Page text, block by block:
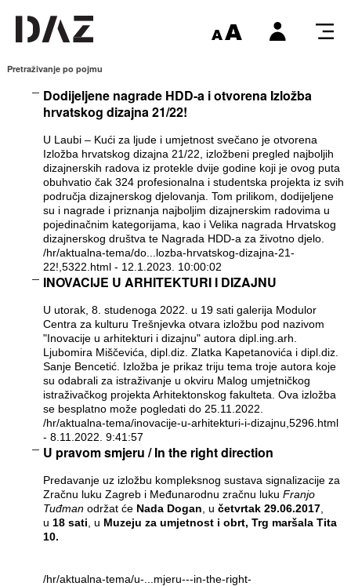
Pretraživanje po pojmu
Dodijeljene nagrade HDD-a i otvorena Izložba
hrvatskog dizajna 21/22!
U Laubi – Kući za ljude i umjetnost svečano je otvorena
Izložba hrvatskog dizajna 21/22, izložbeni pregled najboljih
dizajnerskih radova iz protekle dvije godine koji je ovog puta
obuhvatio čak 324 profesionalna i studentska projekta iz svih
područja dizajnerskog djelovanja. Tom prilikom, dodijeljene
su i nagrade i priznanja najboljim dizajnerskim radovima u
pojedinačnim kategorijama, kao i Velika nagrada Hrvatskog
dizajnerskog društva te Nagrada HDD-a za životno djelo.
/hr/aktualna-tema/do...lozba-hrvatskog-dizajna-21-
22!,5322.html- 12.1.2023. 10:00:02
INOVACIJE U ARHITEKTURI I DIZAJNU
U utorak, 8. studenoga 2022. u 19 sati galerija Modulor
Centra za kulturu Trešnjevka otvara izložbu pod nazivom
"Inovacije u arhitekturi i dizajnu" autora dipl.ing.arh.
Ljubomira Miščevića, dipl.diz. Zlatka Kapetanovića i dipl.diz.
Sanje Bencetić. Izložba je prikaz triju tema troje autora koje
su odabrali za istraživanje u okviru Malog umjetničkog
istraživačkog projekta Arhitektonskog fakulteta. Ova izložba
se besplatno može pogledati do 25.11.2022.
/hr/aktualna-tema/inovacije-u-arhitekturi-i-dizajnu,5296.html
- 8.11.2022. 9:41:57
U pravom smjeru / In the right direction
Predavanje uz izložbu kompleksnog sustava signalizacije za
Zračnu luku Zagreb i Međunarodnu zračnu luku Franjo
Tuđman održat će Nada Dogan , u četvrtak 29.06.2017,
u 18 sati , u Muzeju za umjetnost i obrt, Trg maršala Tita
10.
/hr/aktualna-tema/u-...mjeru---in-the-right-